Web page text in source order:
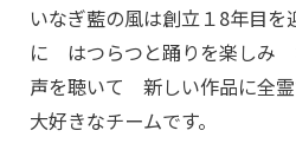
いなぎ藍の風は創立１8年目を
に はつらつと踊りを楽しみ
声を聴いて 新しい作品に全
大好きなチームです。